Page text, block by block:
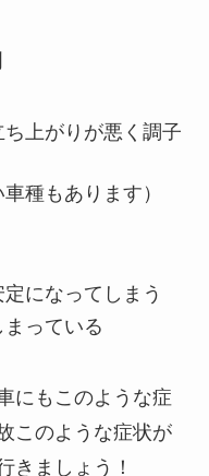
上がりが悪く調子
種もあります）
になってしまう
っている
にもこのような症
このような症状が
きましょう！